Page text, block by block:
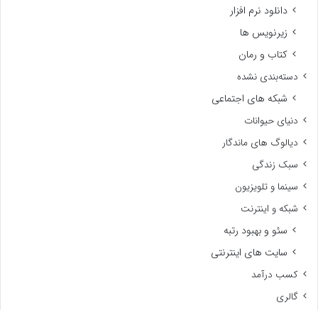
دانلود نرم افزار
زیرنویس ها
کتاب و رمان
دسته‌بندی نشده
شبکه های اجتماعی
دنیای حیوانات
دیالوگ های ماندگار
سبک زندگی
سینما و تلویزیون
شبکه و اینترنت
سئو و بهبود رتبه
سایت های اینترنتی
کسب درآمد
گالری